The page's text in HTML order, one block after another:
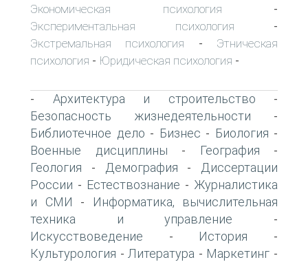
Экономическая психология -
Экспериментальная психология -
Экстремальная психология - Этническая
психология - Юридическая психология -
- Архитектура и строительство -
Безопасность жизнедеятельности -
Библиотечное дело - Бизнес - Биология -
Военные дисциплины - География -
Геология - Демография -
Диссертации
России - Естествознание - Журналистика
и СМИ -
Информатика, вычислительная
техника и управление -
Искусствоведение - История -
Культурология - Литература - Маркетинг -